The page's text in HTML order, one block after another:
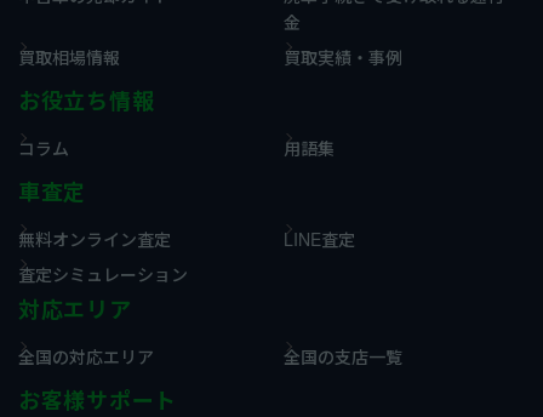
金
買取相場情報
買取実績・事例
お役立ち情報
コラム 用語集
車査定
無料オンライン査定
LINE査定
査定シミュレーション
対応エリア
全国の対応エリア 全国の支店一覧
お客様サポート